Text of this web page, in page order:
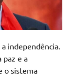
independência.
paz e a
o sistema